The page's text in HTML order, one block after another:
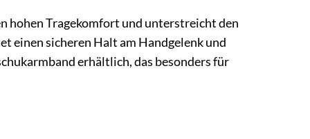
hohen Tragekomfort und unterstreicht den
einen sicheren Halt am Handgelenk und
erhältlich, das besonders für